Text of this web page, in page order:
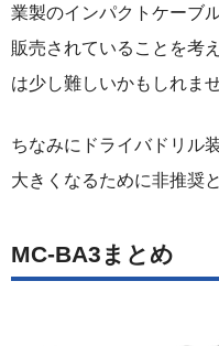
業製のインパクトケーブ
販売されていることを考
は少し難しいかもしれませ
ちなみにドライバドリル
大きくなるために非推奨
MC-BA3まとめ